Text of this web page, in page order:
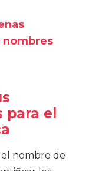
nombres
el
el nombre de